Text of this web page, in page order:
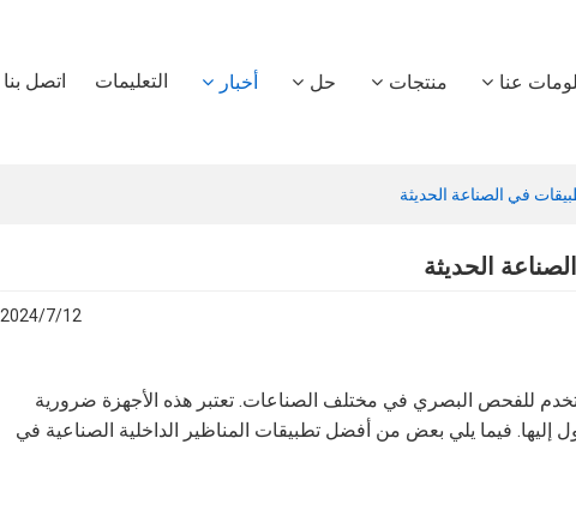
عنا منتجات حل أخبار التعليمات اتصل بنا
في الصناعة الحديثة
الحديثة
2024/7/12
للفحص البصري في مختلف الصناعات. تعتبر هذه الأجهزة ضرورية
إليها. فيما يلي بعض من أفضل تطبيقات المناظير الداخلية الصناعية في